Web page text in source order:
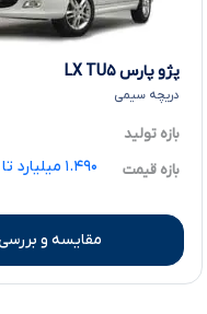
پژو پارس LX TU۵
دریچه سیمی
بازه تولید
بازه قیمت
مقایسه و